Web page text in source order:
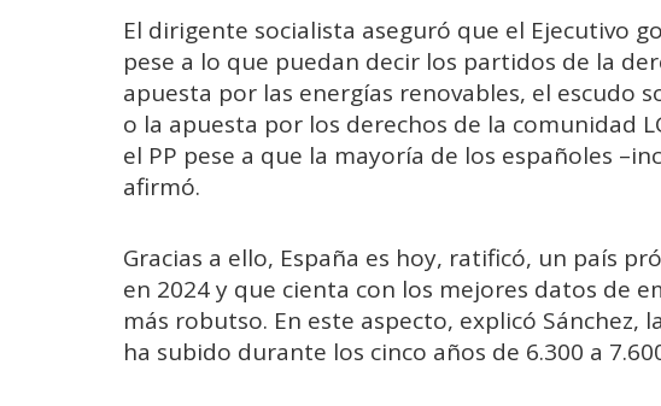
El dirigente socialista aseguró que el Ejecutivo
pese a lo que puedan decir los partidos de la
apuesta por las energías renovables, el escudo
o la apuesta por los derechos de la comunidad
el PP pese a que la mayoría de los españoles
afirmó.
Gracias a ello, España es hoy, ratificó, un país
en 2024 y que cienta con los mejores datos de
más robutso. En este aspecto, explicó Sánchez,
ha subido durante los cinco años de 6.300 a